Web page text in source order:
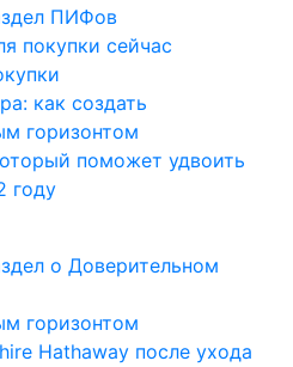
покупки сейчас
как создать
горизонтом
поможет удвоить
году
горизонтом
Hathaway после ухода